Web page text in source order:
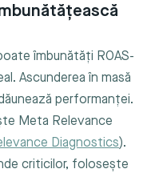
îmbunătăți ROAS-
Ascunderea în masă
performanței.
Meta Relevance
Diagnostics).
criticilor, folosește